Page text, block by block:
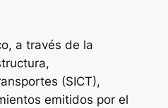
a través de la
(SICT),
emitidos por el